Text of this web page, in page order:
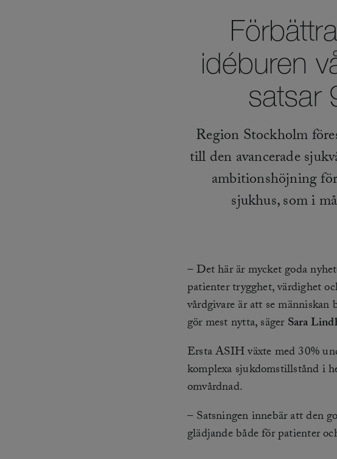
idéburen
satsar
Region Stockholm
till den avancerade
ambitionshöjning
sjukhus, som i
– Det här är mycket goda
patienter trygghet, värdighet
vårdgivare är att se
gör mest nytta, sägerSara
Ersta ASIH växte med 30%
komplexa sjukdomstillstånd i
omvårdnad.
– Satsningen innebär att den
glädjande både för patienter